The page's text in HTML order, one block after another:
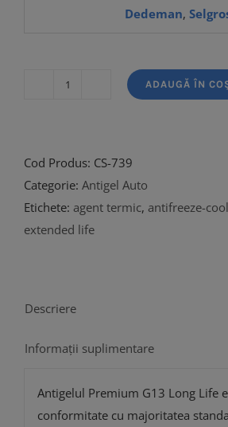
Dedeman,
-36°C
1L
ADAUGĂ ÎN
Cod Produs: CS-739
Categorie: Antigel Auto
Etichete: agent termic, antifreeze-
extended life
Descriere
Informații suplimentare
Antigelul Premium G13 Long Life
conformitate cu majoritatea